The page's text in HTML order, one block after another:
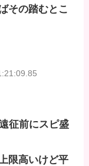
その踏むとこ
征前にスピ盛
限高いけど平